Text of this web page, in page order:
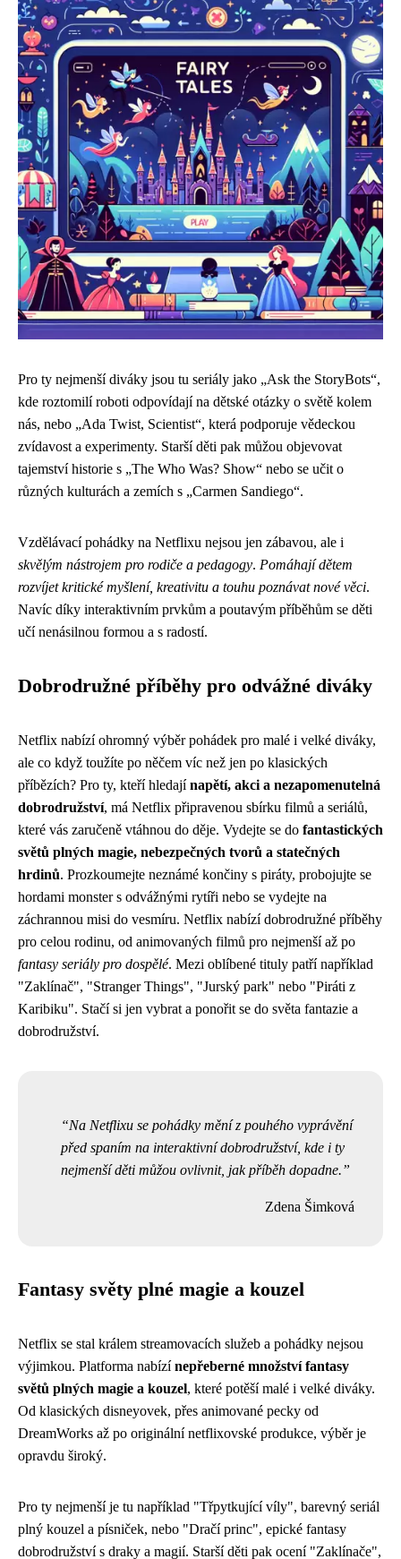
Pro ty nejmenší diváky jsou tu seriály jako „Ask the StoryBots“,
kde roztomilí roboti odpovídají na dětské otázky o světě kolem
nás, nebo „Ada Twist, Scientist“, která podporuje vědeckou
zvídavost a experimenty. Starší děti pak můžou objevovat
tajemství historie s „The Who Was? Show“ nebo se učit o
různých kulturách a zemích s „Carmen Sandiego“.
Vzdělávací pohádky na Netflixu nejsou jen zábavou, ale i
skvělým nástrojem pro rodiče a pedagogy. Pomáhají dětem
rozvíjet kritické myšlení, kreativitu a touhu poznávat nové věci.
Navíc díky interaktivním prvkům a poutavým příběhům se děti
učí nenásilnou formou a s radostí.
Dobrodružné příběhy pro odvážné diváky
Netflix nabízí ohromný výběr pohádek pro malé i velké diváky,
ale co když toužíte po něčem víc než jen po klasických
příbězích? Pro ty, kteří hledajínapětí, akci a nezapomenutelná
dobrodružství, má Netflix připravenou sbírku filmů a seriálů,
které vás zaručeně vtáhnou do děje. Vydejte se do fantastických
světů plných magie, nebezpečných tvorů a statečných
hrdinů. Prozkoumejte neznámé končiny s piráty, probojujte se
hordami monster s odvážnými rytíři nebo se vydejte na
záchrannou misi do vesmíru. Netflix nabízí dobrodružné příběhy
pro celou rodinu, od animovaných filmů pro nejmenší až po
fantasy seriály pro dospělé. Mezi oblíbené tituly patří například
"Zaklínač", "Stranger Things", "Jurský park" nebo "Piráti z
Karibiku". Stačí si jen vybrat a ponořit se do světa fantazie a
dobrodružství.
Na Netflixu se pohádky mění z pouhého vyprávění
před spaním na interaktivní dobrodružství, kde i ty
nejmenší děti můžou ovlivnit, jak příběh dopadne.
Zdena Šimková
Fantasy světy plné magie a kouzel
Netflix se stal králem streamovacích služeb a pohádky nejsou
výjimkou. Platforma nabízínepřeberné množství fantasy
světů plných magie a kouzel, které potěší malé i velké diváky.
Od klasických disneyovek, přes animované pecky od
DreamWorks až po originální netflixovské produkce, výběr je
opravdu široký.
Pro ty nejmenší je tu například "Třpytkující víly", barevný seriál
plný kouzel a písniček, nebo "Dračí princ", epické fantasy
dobrodružství s draky a magií. Starší děti pak ocení "Zaklínače",